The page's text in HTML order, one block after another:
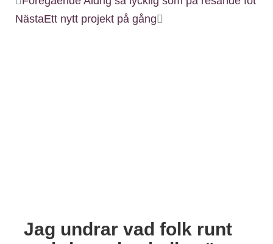
NästaEtt nytt projekt på gång
Jag undrar vad folk runt